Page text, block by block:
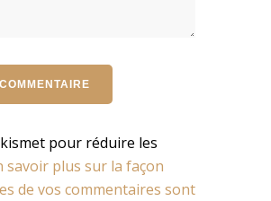
pour réduire les
savoir plus sur la façon
de vos commentaires sont